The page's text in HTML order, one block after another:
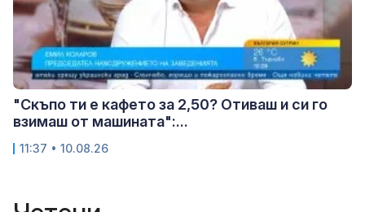
"Скъпо ти е кафето за 2,50? Отиваш и си го
взимаш от машината":...
11:37 • 10.08.26